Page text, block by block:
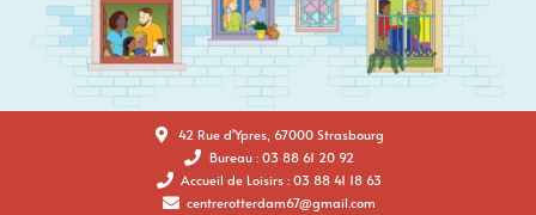
42 Rue d'Ypres, 67000 Strasbourg
Bureau : 03 88 61 20 92
Accueil de Loisirs : 03 88 41 18 63
centrerotterdam67@gmail.com